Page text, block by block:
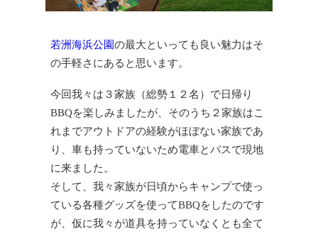
若洲海浜公園の最大といっても良い魅力はそ
の手軽さにあると思います。
今回我々は３家族（総勢１２名）で日帰り
BBQを楽しみましたが、そのうち２家族はこ
れまでアウトドアの経験がほぼない家族であ
り、車も持っていないため電車とバスで現地
に来ました。
そして、我々家族が日頃からキャンプで使っ
ている各種グッズを使ってBBQをしたのです
が、仮に我々が道具を持っていなくとも全て